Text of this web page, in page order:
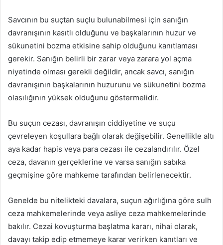
Savcının bu suçtan suçlu bulunabilmesi için sanığın
davranışının kasıtlı olduğunu ve başkalarının huzur ve
sükunetini bozma etkisine sahip olduğunu kanıtlaması
gerekir. Sanığın belirli bir zarar veya zarara yol açma
niyetinde olması gerekli değildir, ancak savcı, sanığın
davranışının başkalarının huzurunu ve sükunetini bozma
olasılığının yüksek olduğunu göstermelidir.
Bu suçun cezası, davranışın ciddiyetine ve suçu
çevreleyen koşullara bağlı olarak değişebilir. Genellikle altı
aya kadar hapis veya para cezası ile cezalandırılır. Özel
ceza, davanın gerçeklerine ve varsa sanığın sabıka
geçmişine göre mahkeme tarafından belirlenecektir.
Genelde bu nitelikteki davalara, suçun ağırlığına göre sulh
ceza mahkemelerinde veya asliye ceza mahkemelerinde
bakılır. Cezai kovuşturma başlatma kararı, nihai olarak,
davayı takip edip etmemeye karar verirken kanıtları ve